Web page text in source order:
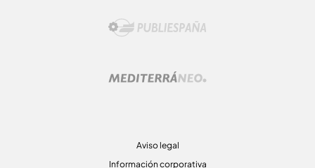
Aviso legal
Información corporativa